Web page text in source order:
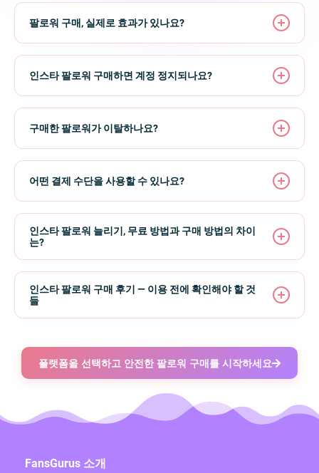
이런 단점을 피하는 방법:
- 리필 보장이 있는 서비스를 선택하세요
- 구독자 구매와 함께 양질의 콘텐츠를 꾸준히 업로드하세
요 — 구독자는 초기 모멘텀이고, 콘텐츠가 장기 성장을 만
배송은 보통 몇 분 내에 시작됩니다. 대부분의 주문은 1~6
시간 내에 완료됩니다. 틱톡 라이브 기능을 활성화하려면
팔로워 1,000명이 필요한데, 한 번의 주문으로 달성할 수 있
습니다.
아요·조회수를 병행하는 것을 추천합니다 — 초기 참여 데
이터가 추천 노출의 핵심입니다.
배송은 보통 몇 분 내에 시작됩니다. 트위터의 참여 속도 알
고리즘에서 최대 효과를 얻으려면 팔로워와 함께 리트윗·좋
아요를 병행하는 것을 추천합니다 — 빠르게 참여가 쌓이는
트윗은 기하급수적으로 더 많은 노출을 받습니다.
위험은 두 가지에서 옵니다: 봇 생성 계정(플랫폼이 감지하
여 삭제)과 급격한 배송 스파이크(비정상적 패턴으로 감지).
안전한 서비스를 구분하는 5가지 기준:
1. 3년 이상 운영 이력
2. 리필 보장 제공
3. 비밀번호를 절대 요구하지 않음
4. 점진적 배송 사용
5. 실제 계정으로 배송
FansGurus는 5가지 모두 충족합니다. 2018년부터 운영,
전 세계 실제 사용자 배송, 점진적 배송, 30일 리필, 비밀번
호 불필요. 200,000건 이상 주문 — 보고된 계정 정지 제로.
팔로워 구매, 실제로 효과가 있나요?
소셜 프루프 (사회적 증거):사람들은 이미 팔로워가 많은
계정을 더 잘 팔로우합니다. 높은 팔로워 수는 프로필 방문
자를 자연 팔로워로 전환시키는 선순환을 만듭니다.
알고리즘 신호:틱톡, 인스타그램, 유튜브 등 플랫폼은 참여
지표를 기반으로 콘텐츠 배포를 결정합니다. 팔로워, 좋아
요, 조회수의 기본 수치가 높을수록 콘텐츠가 자연적으로
더 많은 사람에게 노출됩니다.
핵심: 팔로워는 초기 모멘텀을 제공하고, 콘텐츠가 장기 성
장을 유지합니다.
인스타 팔로워 구매하면 계정 정지되나요?
를 감지했을 때 발생합니다 — 실제 사용자가 자연스러운
속도로 팔로우하는 것이 감지되어 정지되는 경우는 없습니
다.
위험의 본질은 서비스 품질 문제입니다: 한꺼번에 수천 개
의 봇 팔로워를 쏟아붓는 저품질 서비스가 위험한 것이지,
팔로워 구매 자체가 위험한 것이 아닙니다.
FansGurus는 8년간 200,000건 이상의 주문에서 계정 정지
문은 며칠에 걸쳐 나누어 진행하는 것도 권장합니다.
구매한 팔로워가 이탈하나요?
다 — 플랫폼은 정기적으로 비활성 계정을 정리하며, 이는
자연 팔로워와 구매 팔로워 모두에게 영향을 줍니다.
주 내에 30~50% 이탈하는 경우가 많습니다. FansGurus 같
짜 계정이기 때문에 90% 이상의 유지율을 보입니다.
FansGurus의 모든 팔로워 서비스에는 30일 무료 리필 보
장이 포함됩니다. 30일 이내에 주문 수량 아래로 떨어지면,
어떤 결제 수단을 사용할 수 있나요?
PayPal— 전 세계 이용 가능
신용/체크카드 — Visa, Mastercard, American
Express
모든 거래는 SSL 암호화 게이트웨이를 통해 처리됩니다. 결
인스타 팔로워 늘리기, 무료 방법과 구매 방법의 차이
는?
무료 방법 (시간 투자):
- 매일 양질의 콘텐츠 업로드 (릴스, 스토리, 피드)
용
- 다른 플랫폼(틱톡, 유튜브)에서 인스타로 트래픽 유도
- 시간이 많이 걸리지만 비용이 들지 않습니다
유료 방법 (구매):
- 알고리즘이 계정을 더 적극적으로 추천하도록 기반을 마
인스타 팔로워 구매 후기 — 이용 전에 확인해야 할 것
들
있습니다:
후기에서 확인해야 할 핵심 포인트:
이탈률: 구매 후 1주일, 1개월 뒤 팔로워가 얼마나 유지됐
는지
-
계정 안전
: 구매 이후 도달률 감소나 계정 제한이 발생했
플랫폼을 선택하고 안전한 팔로워 구매를 시작하세요
FansGurus 소개